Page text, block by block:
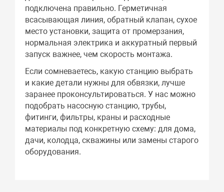
подключена правильно. Герметичная
всасывающая линия, обратный клапан, сухое
место установки, защита от промерзания,
нормальная электрика и аккуратный первый
запуск важнее, чем скорость монтажа.
Если сомневаетесь, какую станцию выбрать
и какие детали нужны для обвязки, лучше
заранее проконсультироваться. У нас можно
подобрать насосную станцию, трубы,
фитинги, фильтры, краны и расходные
материалы под конкретную схему: для дома,
дачи, колодца, скважины или замены старого
оборудования.